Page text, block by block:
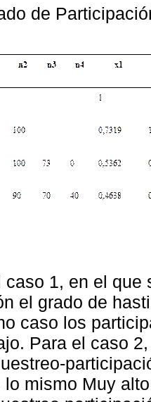
de
caso 1, en el
el grado de
caso los
Para el caso
lo mismo Muy